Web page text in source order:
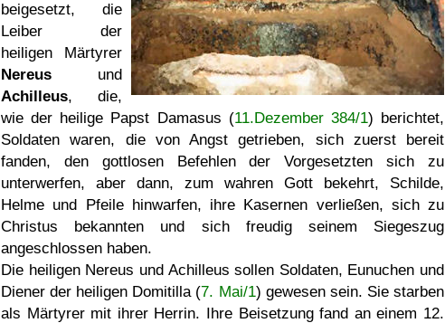
beigesetzt, die
Leiber der
heiligen Märtyrer
Nereus und
Achilleus, die,
wie der heilige Papst Damasus (11.Dezember 384/1) berichtet,
Soldaten waren, die von Angst getrieben, sich zuerst bereit
fanden, den gottlosen Befehlen der Vorgesetzten sich zu
unterwerfen, aber dann, zum wahren Gott bekehrt, Schilde,
Helme und Pfeile hinwarfen, ihre Kasernen verließen, sich zu
Christus bekannten und sich freudig seinem Siegeszug
angeschlossen haben.
Die heiligen Nereus und Achilleus sollen Soldaten, Eunuchen und
Diener der heiligen Domitilla (7. Mai/1) gewesen sein. Sie starben
als Märtyrer mit ihrer Herrin. Ihre Beisetzung fand an einem 12.